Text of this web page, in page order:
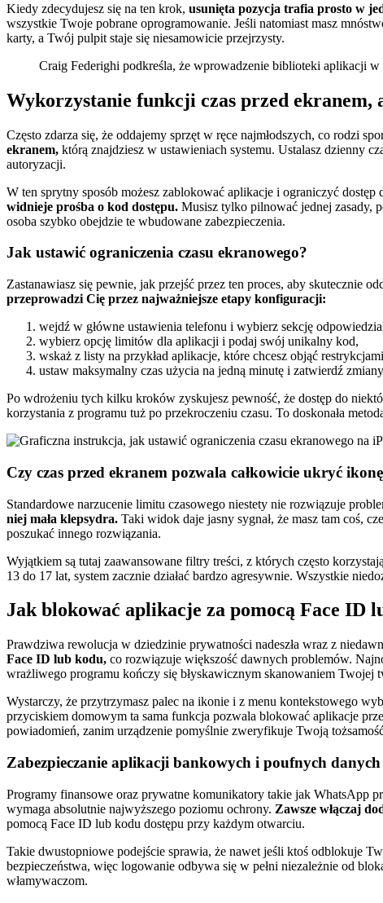
Kiedy zdecydujesz się na ten krok, usunięta pozycja trafia prosto w
wszystkie Twoje pobrane oprogramowanie. Jeśli natomiast masz
karty, a Twój pulpit staje się niesamowicie przejrzysty.
Craig Federighi podkreśla, że wprowadzenie biblioteki aplikacji w
Wykorzystanie funkcji czas przed ekranem,
Często zdarza się, że oddajemy sprzęt w ręce najmłodszych, co rodzi
ekranem, którą znajdziesz w ustawieniach systemu. Ustalasz dzienny
autoryzacji.
W ten sprytny sposób możesz zablokować aplikacje i ograniczyć
widnieje prośba o kod dostępu. Musisz tylko pilnować jednej zasady,
osoba szybko obejdzie te wbudowane zabezpieczenia.
Jak ustawić ograniczenia czasu ekranowego?
Zastanawiasz się pewnie, jak przejść przez ten proces, aby skutecznie
przeprowadzi Cię przez najważniejsze etapy konfiguracji:
wejdź w główne ustawienia telefonu i wybierz sekcję
wybierz opcję limitów dla aplikacji i podaj swój unikalny kod,
wskaż z listy na przykład aplikacje, które chcesz objąć
ustaw maksymalny czas użycia na jedną minutę i zatwierdź
Po wdrożeniu tych kilku kroków zyskujesz pewność, że dostęp do
korzystania z programu tuż po przekroczeniu czasu. To doskonała
Czy czas przed ekranem pozwala całkowicie ukryć
Standardowe narzucenie limitu czasowego niestety nie rozwiązuje
niej mała klepsydra. Taki widok daje jasny sygnał, że masz tam coś,
poszukać innego rozwiązania.
Wyjątkiem są tutaj zaawansowane filtry treści, z których często
13 do 17 lat, system zacznie działać bardzo agresywnie. Wszystkie
Jak blokować aplikacje za pomocą Face ID
Prawdziwa rewolucja w dziedzinie prywatności nadeszła wraz z
Face ID lub kodu, co rozwiązuje większość dawnych problemów.
wrażliwego programu kończy się błyskawicznym skanowaniem Twojej
Wystarczy, że przytrzymasz palec na ikonie i z menu kontekstowego
przyciskiem domowym ta sama funkcja pozwala blokować aplikacje
powiadomień, zanim urządzenie pomyślnie zweryfikuje Twoją
Zabezpieczanie aplikacji bankowych i poufnych danych
Programy finansowe oraz prywatne komunikatory takie jak WhatsApp
wymaga absolutnie najwyższego poziomu ochrony. Zawsze włączaj
pomocą Face ID lub kodu dostępu przy każdym otwarciu.
Takie dwustopniowe podejście sprawia, że nawet jeśli ktoś odblokuje
bezpieczeństwa, więc logowanie odbywa się w pełni niezależnie od
włamywaczom.